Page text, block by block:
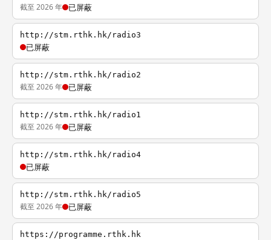
截至 2026 年 已屏蔽
http://stm.rthk.hk/radio3
已屏蔽
http://stm.rthk.hk/radio2
截至 2026 年 已屏蔽
http://stm.rthk.hk/radio1
截至 2026 年 已屏蔽
http://stm.rthk.hk/radio4
已屏蔽
http://stm.rthk.hk/radio5
截至 2026 年 已屏蔽
https://programme.rthk.hk